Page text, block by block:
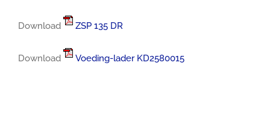
Download ZSP 135 DR
Download Voeding-lader KD2580015